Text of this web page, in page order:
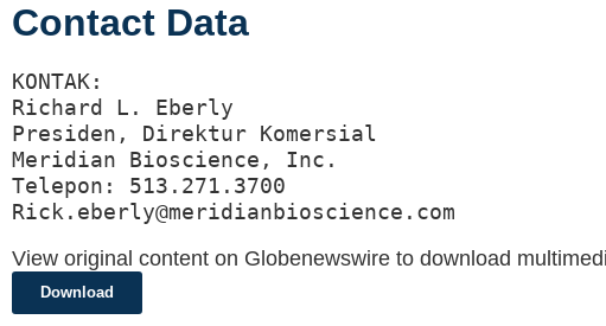
Contact Data
KONTAK:
Richard L. Eberly
Presiden, Direktur Komersial
Meridian Bioscience, Inc.
Telepon: 513.271.3700
Rick.eberly@meridianbioscience.com
View original content on Globenewswire to download
Download